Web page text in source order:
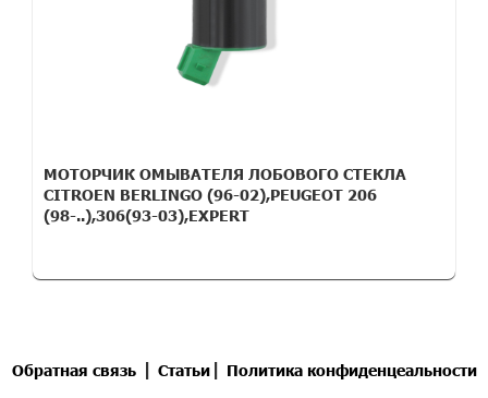
МОТОРЧИК ОМЫВАТЕЛЯ ЛОБОВОГО СТЕКЛА
CITROEN BERLINGO (96-02),PEUGEOT 206
(98-..),306(93-03),EXPERT
Обратная связь| Статьи| Политика конфиденцеальности